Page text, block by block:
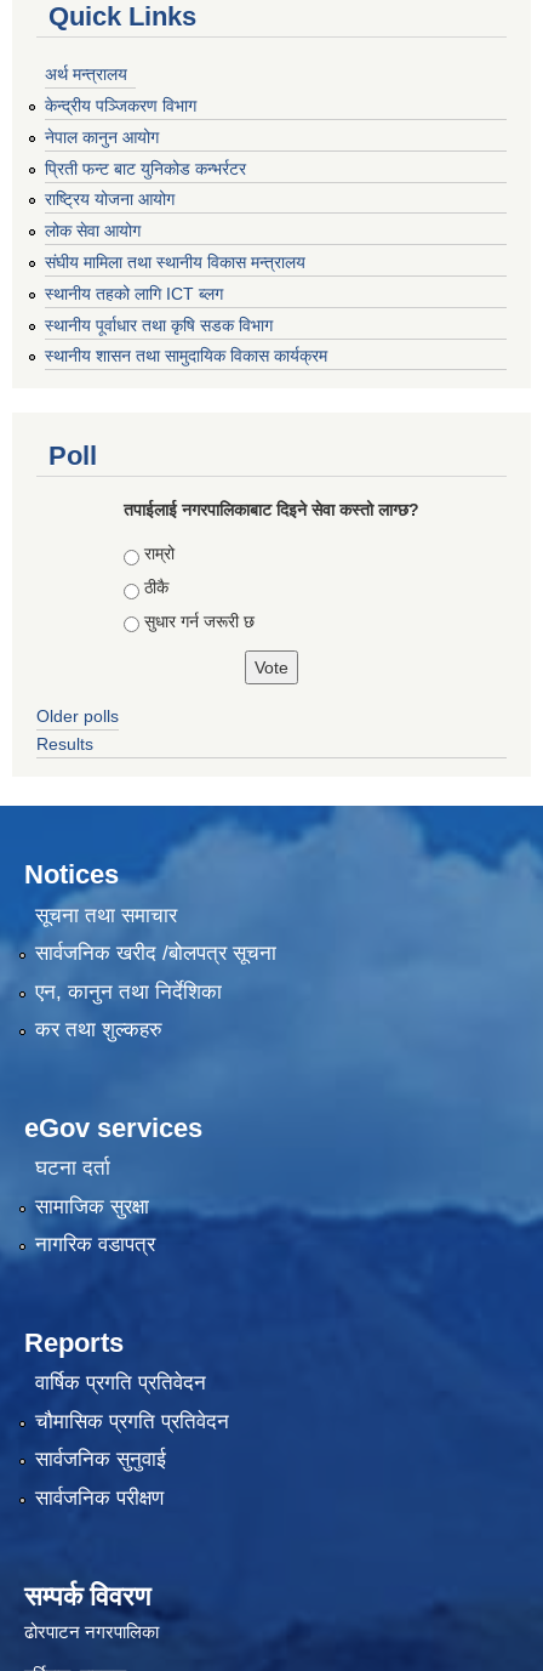
Quick Links
अर्थ मन्त्रालय
केन्द्रीय पञ्जिकरण विभाग
नेपाल कानुन आयोग
प्रिती फन्ट बाट युनिकोड कन्भर्रटर
राष्ट्रिय योजना आयोग
लोक सेवा आयोग
संघीय मामिला तथा स्थानीय विकास मन्त्रालय
स्थानीय तहको लागि ICT ब्लग
स्थानीय पूर्वाधार तथा कृषि सडक विभाग
स्थानीय शासन तथा सामुदायिक विकास कार्यक्रम
Poll
तपाईलाई नगरपालिकाबाट दिइने सेवा कस्तो लाग्छ?
Choices
राम्रो
ठीकै
सुधार गर्न जरूरी छ
Older polls
Results
Notices
सूचना तथा समाचार
सार्वजनिक खरीद /बोलपत्र सूचना
एन, कानुन तथा निर्देशिका
कर तथा शुल्कहरु
eGov services
घटना दर्ता
सामाजिक सुरक्षा
नागरिक वडापत्र
Reports
वार्षिक प्रगति प्रतिवेदन
चौमासिक प्रगति प्रतिवेदन
सार्वजनिक सुनुवाई
सार्वजनिक परीक्षण
सम्पर्क विवरण
ढोरपाटन नगरपालिका